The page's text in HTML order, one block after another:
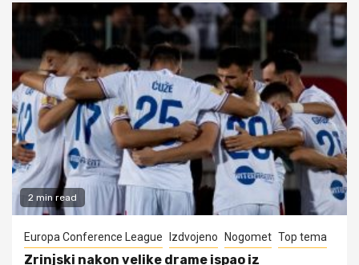
2 min read
Europa Conference League Izdvojeno Nogomet Top tema
Zrinjski nakon velike drame ispao iz